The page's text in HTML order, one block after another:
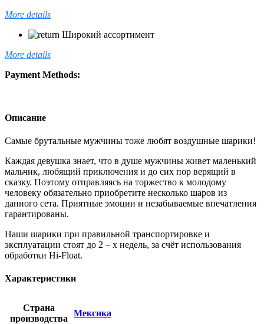
More details
Широкий ассортимент
More details
Payment Methods:
Описание
Самые брутальные мужчины тоже любят воздушные шарики!
Каждая девушка знает, что в душе мужчины живет маленький
мальчик, любящий приключения и до сих пор верящий в
сказку. Поэтому отправляясь на торжество к молодому
человеку обязательно приобретите несколько шаров из
данного сета. Приятные эмоции и незабываемые впечатления
гарантированы.
Наши шарики при правильной транспортировке и
эксплуатации стоят до 2 – х недель, за счёт использования
обработки Hi-Float.
Характеристики
Страна
производства
Мексика